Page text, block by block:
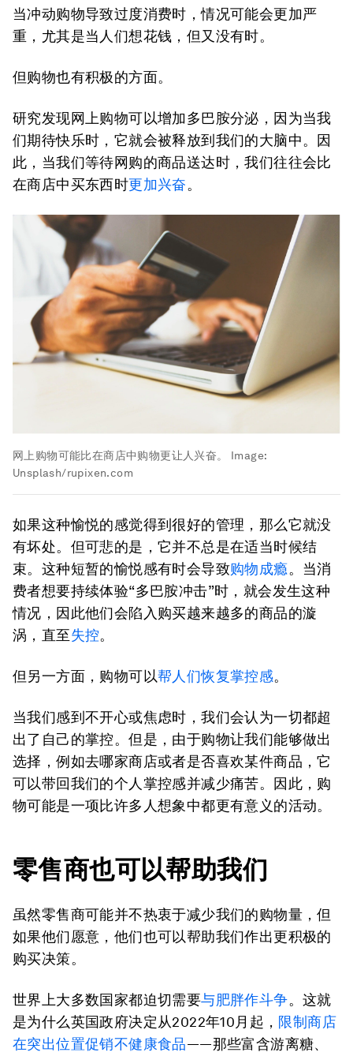
当冲动购物导致过度消费时，情况可能会更加严
重，尤其是当人们想花钱，但又没有时。
但购物也有积极的方面。
研究发现网上购物可以增加多巴胺分泌，因为当我
们期待快乐时，它就会被释放到我们的大脑中。因
此，当我们等待网购的商品送达时，我们往往会比
在商店中买东西时更加兴奋。
网上购物可能比在商店中购物更让人兴奋。
Image:
Unsplash/rupixen.com
如果这种愉悦的感觉得到很好的管理，那么它就没
有坏处。但可悲的是，它并不总是在适当时候结
束。这种短暂的愉悦感有时会导致购物成瘾。当消
费者想要持续体验“多巴胺冲击”时，就会发生这种
情况，因此他们会陷入购买越来越多的商品的漩
涡，直至失控。
但另一方面，购物可以帮人们恢复掌控感。
当我们感到不开心或焦虑时，我们会认为一切都超
出了自己的掌控。但是，由于购物让我们能够做出
选择，例如去哪家商店或者是否喜欢某件商品，它
可以带回我们的个人掌控感并减少痛苦。因此，购
物可能是一项比许多人想象中都更有意义的活动。
零售商也可以帮助我们
虽然零售商可能并不热衷于减少我们的购物量，但
如果他们愿意，他们也可以帮助我们作出更积极的
购买决策。
世界上大多数国家都迫切需要与肥胖作斗争。这就
是为什么英国政府决定从2022年10月起， 限制商店
在突出位置促销不健康食品——那些富含游离糖、